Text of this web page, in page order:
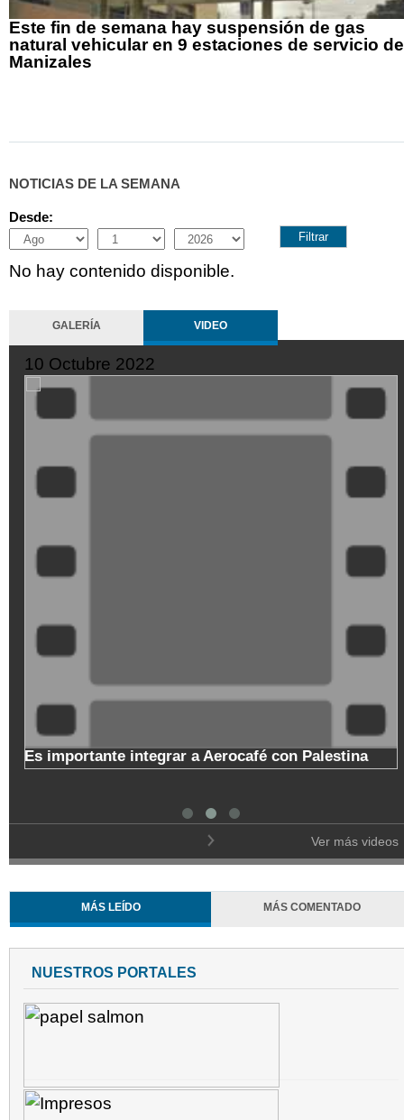
Este fin de semana hay suspensión de gas
natural vehicular en 9 estaciones de servicio de
Manizales
NOTICIAS DE LA SEMANA
Desde:
Month
Day Year
No hay contenido disponible.
GALERÍA VIDEO
con Palestina
XDGVyvJOFpI
Copa Nacional de Baloncesto
de Manizales
Ver más videos
MÁS LEÍDO MÁS COMENTADO
NUESTROS PORTALES